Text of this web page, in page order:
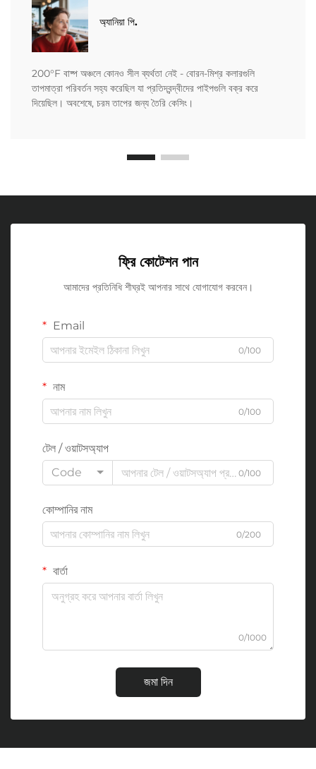
অ্যানিয়া পি.
200°F বাষ্প অঞ্চলে কোনও সীল ব্যর্থতা নেই - বোরন-মিশ্র কলারগুলি
তাপমাত্রা পরিবর্তন সহ্য করেছিল যা প্রতিদ্বন্দ্বীদের পাইপগুলি বক্র করে
দিয়েছিল। অবশেষে, চরম তাপের জন্য তৈরি কেসিং।
ফ্রি কোটেশন পান
আমাদের প্রতিনিধি শীঘ্রই আপনার সাথে যোগাযোগ করবেন।
Email
0/100
নাম
0/100
টেল / ওয়াটসঅ্যাপ
Code
0/100
কোম্পানির নাম
0/200
বার্তা
0/1000
জমা দিন